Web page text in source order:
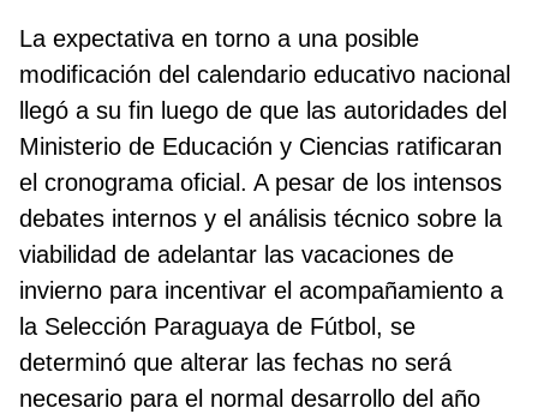
La expectativa en torno a una posible
modificación del calendario educativo nacional
llegó a su fin luego de que las autoridades del
Ministerio de Educación y Ciencias ratificaran
el cronograma oficial. A pesar de los intensos
debates internos y el análisis técnico sobre la
viabilidad de adelantar las vacaciones de
invierno para incentivar el acompañamiento a
la Selección Paraguaya de Fútbol, se
determinó que alterar las fechas no será
necesario para el normal desarrollo del año